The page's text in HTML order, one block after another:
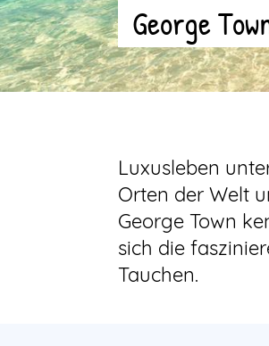
George
Luxusleben
Orten der Welt
George Town
sich die
Tauchen.